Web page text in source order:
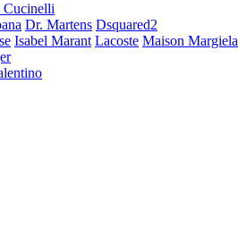
Dr. Martens Dsquared2
Isabel Marant Lacoste Maison Margiela